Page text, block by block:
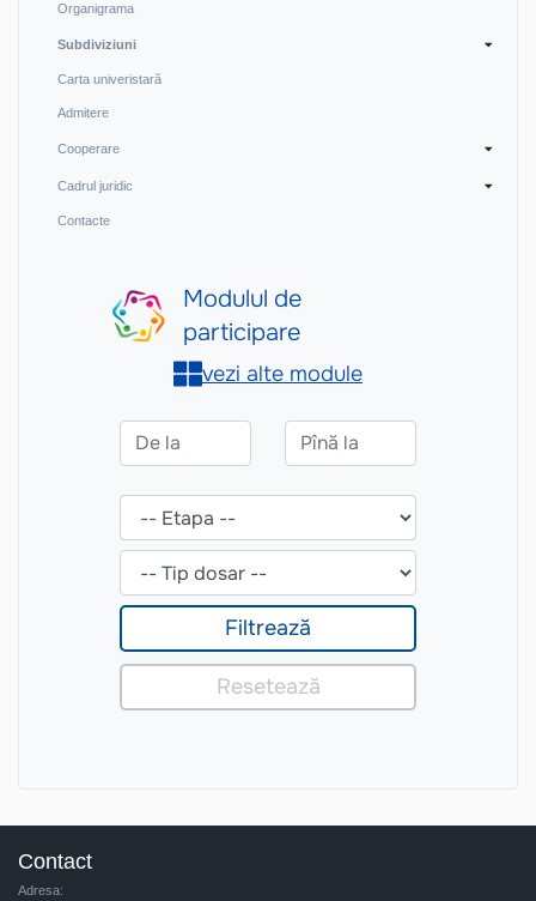
Organigrama
Subdiviziuni
Carta univeristară
Admitere
Cooperare
Cadrul juridic
Contacte
Contact
Adresa: